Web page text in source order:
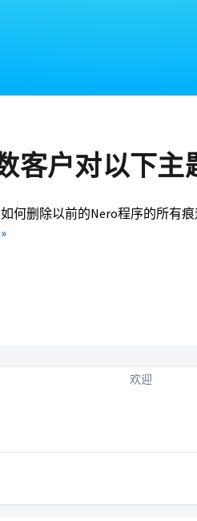
客户对以下主
如何删除以前的Nero程序的所有痕
»
欢迎